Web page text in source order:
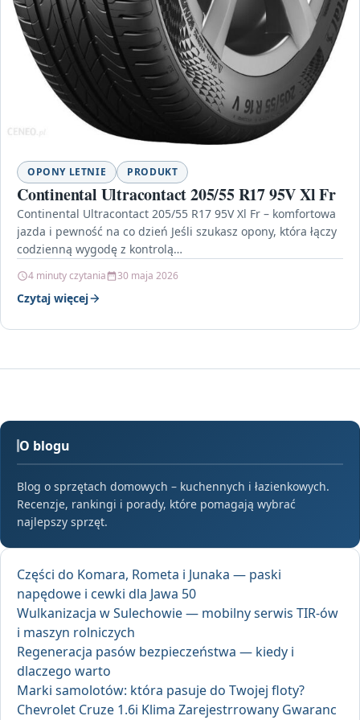
OPONY LETNIE PRODUKT
Continental Ultracontact 205/55 R17 95V Xl Fr
Continental Ultracontact 205/55 R17 95V Xl Fr – komfortowa
jazda i pewność na co dzień Jeśli szukasz opony, która łączy
codzienną wygodę z kontrolą…
4 minuty czytania 30 maja 2026
Czytaj więcej
O blogu
Blog o sprzętach domowych – kuchennych i łazienkowych.
Recenzje, rankingi i porady, które pomagają wybrać
najlepszy sprzęt.
Części do Komara, Rometa i Junaka — paski
napędowe i cewki dla Jawa 50
Wulkanizacja w Sulechowie — mobilny serwis TIR-ów
i maszyn rolniczych
Regeneracja pasów bezpieczeństwa — kiedy i
dlaczego warto
Marki samolotów: która pasuje do Twojej floty?
Chevrolet Cruze 1.6i Klima Zarejestrrowany Gwaranc